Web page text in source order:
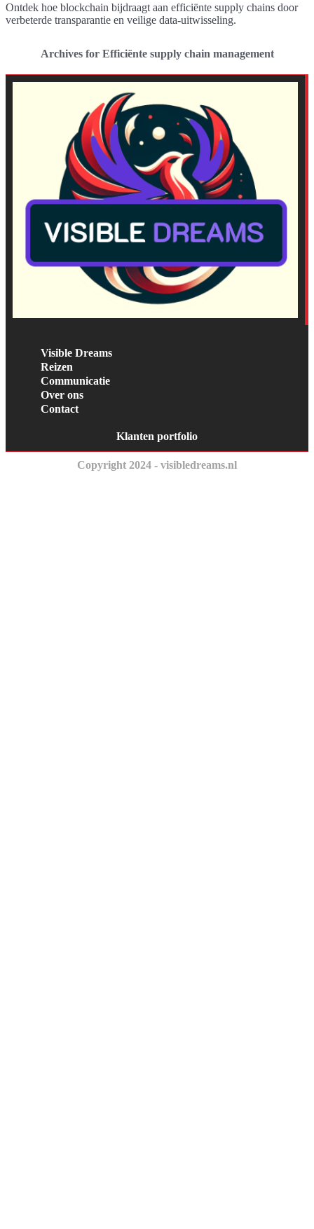
Ontdek hoe blockchain bijdraagt aan efficiënte supply chains door
verbeterde transparantie en veilige data-uitwisseling.
Archives for Efficiënte supply chain management
Visible Dreams
Reizen
Communicatie
Over ons
Contact
Klanten portfolio
Copyright 2024 - visibledreams.nl